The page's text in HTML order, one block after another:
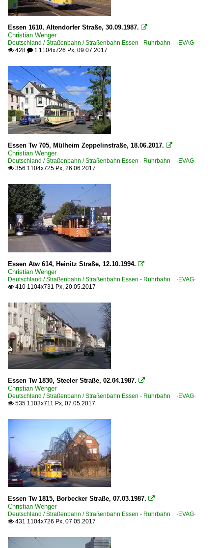
Ausgediente Fahrzeuge und Bahnanlagen
Sonderzüge und Sonderfahrten
Museumsbahnen
Verkehrshistorische Arbeitsgemeinschaft Bogestra e.V.
Verkehrshistorische Arbeitsgemeinschaft EVAG e.V.
Stadtbahn- und U-Bahnfahrzeuge
Duewag | Stadtbahnwagen M6C, M8C
Stadtbahnen und U-Bahnen
Straßenbahn
Straßenbahn Erfurt ·EVAG·
Straßenbahn Mülheim an der Ruhr - Ruhrbahn ·MVG·
Bombardier | Flexity Classic | S-Wagen
Bombardier | Flexity | M8D-NF2 | Niederflur-
Duewag | GT6, GT8 | Gelenktriebwagen
Straßenbahnfahrzeuge | Arbeitsfahrzeuge
Schienenschleifwagen und-züge
Straßenbahnfahrzeuge | historisch
Duewag | GT6, GT8 | Standard-Gelenktriebwagen
Duewag | M-Wagen
Duewag | M6S | Gelenktriebwagen
Duewag | T4 | Großraum-Triebwagen
~ Sonstige Historische Straßenbahnfahrzeuge
1989
1990
1990
1992
1994
1996
1998
2000
2003
2004
2005
2006
2007
2008
2009
2010
2011
2012
2013
2014
2015
2016
2017
2018
2019
2020
2021
2022
2023
2024
Essen 1610, Altendorfer Straße, 30.09.1987. 
Christian Wenger
Deutschland / Straßenbahn / Straßenbahn Essen - Ruhrbahn ·EVAG·
 428  1 1104x726 Px, 09.07.2017
Essen Tw 705, Mülheim Zeppelinstraße, 18.06.2017. 
Christian Wenger
Deutschland / Straßenbahn / Straßenbahn Essen - Ruhrbahn ·EVAG·
 356 1104x725 Px, 26.06.2017
Essen Atw 614, Heinitz Straße, 12.10.1994. 
Christian Wenger
Deutschland / Straßenbahn / Straßenbahn Essen - Ruhrbahn ·EVAG·
 410 1104x731 Px, 20.05.2017
Essen Tw 1830, Steeler Straße, 02.04.1987. 
Christian Wenger
Deutschland / Straßenbahn / Straßenbahn Essen - Ruhrbahn ·EVAG·
 535 1103x711 Px, 07.05.2017
Essen Tw 1815, Borbecker Straße, 07.03.1987. 
Christian Wenger
Deutschland / Straßenbahn / Straßenbahn Essen - Ruhrbahn ·EVAG·
 431 1104x726 Px, 07.05.2017